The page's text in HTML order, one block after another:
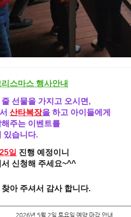
스마스 행사안내
선물을 가지고 오시면,
산타복장을 하고 아이들에게
주는 이벤트를
있습니다.
일 진행 예정이니
서 신청해 주세요~^^
아 주셔서 감사 합니다.
2026년 5월 2일 토요일 예약 마감 안내